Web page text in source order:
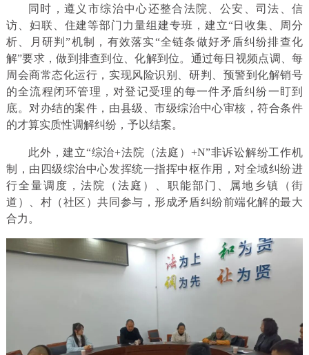
同时，遵义市综治中心还整合法院、公安、司法、信
访、妇联、住建等部门力量组建专班，建立“日收集、周分
析、月研判”机制，有效落实“全链条做好矛盾纠纷排查化
解”要求，做到排查到位、化解到位。通过每日视频点调、每
周会商常态化运行，实现风险识别、研判、预警到化解销号
的全流程闭环管理，对登记受理的每一件矛盾纠纷一盯到
底。对办结的案件，由县级、市级综治中心审核，符合条件
的才算实质性调解纠纷，予以结案。
此外，建立“综治+法院（法庭）+N”非诉讼解纷工作机
制，由四级综治中心发挥统一指挥中枢作用，对全域纠纷进
行全量调度，法院（法庭）、职能部门、属地乡镇（街
道）、村（社区）共同参与，形成矛盾纠纷前端化解的最大
合力。